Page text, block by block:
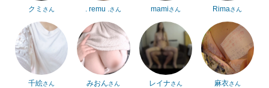
クミ さん . remu .さん mamiさん Rimaさん
千絵さん みおんさん レイナさん 麻衣さん